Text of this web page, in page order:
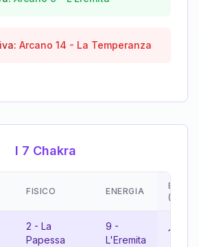
Arcano 14 - La Temperanza
I 7 Chakra
FISICO ENERGIA
2 - La
Papessa
9 -
L'Eremita
11